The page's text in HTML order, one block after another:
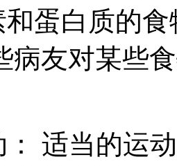
蛋白质的
病友对某些
： 适当的运